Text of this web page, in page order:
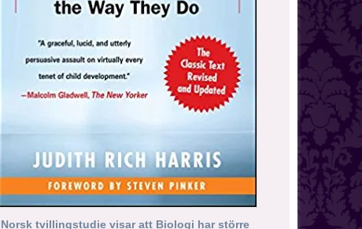
Norsk tvillingstudie visar att Biologi har större